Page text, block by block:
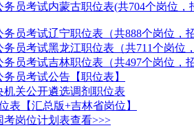
务员考试内蒙古职位表(共704个岗位，
务员考试辽宁职位表（共888个岗位，
务员考试黑龙江职位表（共711个岗位
务员考试吉林职位表（共497个岗位，
务员考试公告【职位表】
机关公开遴选调剂职位表
表【汇总版+吉林省岗位】
考岗位计划表查看>>>